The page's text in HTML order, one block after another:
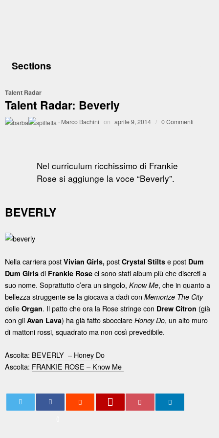
Sections
Talent Radar
Talent Radar: Beverly
· Marco Bachini on aprile 9, 2014 / 0 Commenti
Nel curriculum ricchissimo di Frankie
Rose si aggiunge la voce “Beverly”.
BEVERLY
Nella carriera post Vivian Girls, post Crystal Stilts e post Dum
Dum Girls di Frankie Rose ci sono stati album più che discreti a
suo nome. Soprattutto c’era un singolo, Know Me, che in quanto a
bellezza struggente se la giocava a dadi con Memorize The City
delle Organ. Il patto che ora la Rose stringe con Drew Citron (già
con gli Avan Lava) ha già fatto sbocciare Honey Do, un alto muro
di mattoni rossi, squadrato ma non così prevedibile.
Ascolta: BEVERLY – Honey Do
Ascolta: FRANKIE ROSE – Know Me